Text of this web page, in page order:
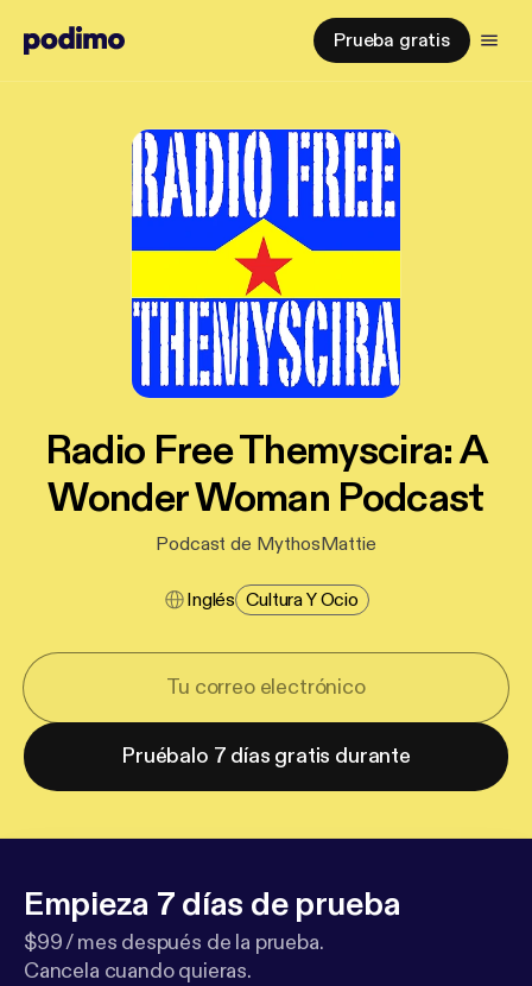
Prueba gratis
Radio Free Themyscira: A
Wonder Woman Podcast
Podcast de MythosMattie
Inglés Cultura Y Ocio
Pruébalo 7 días gratis durante
Empieza 7 días de prueba
$99 / mes después de la prueba.
Cancela cuando quieras.